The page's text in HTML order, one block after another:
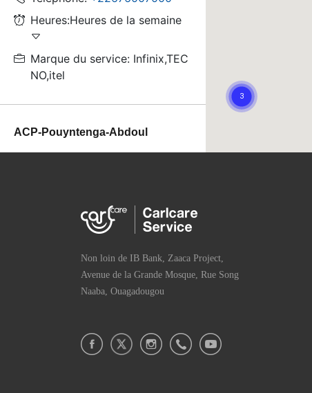
Heures:Heures de la semaine
Marque du service: Infinix,TEC
NO,itel
ACP-Pouyntenga-Abdoul
merciale de Telmob, Pouynten
Direction
Heures:Heures de la semaine
Non loin de IB Bank, Zaaca Project,
Avenue de la Grande Mosque, Rue Song
Naaba, Ouagadougou